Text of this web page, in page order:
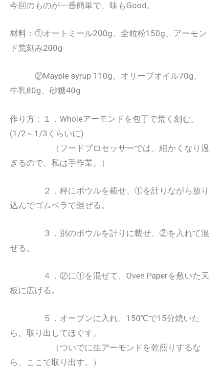
今回のものが一番簡単で、味もGood。
材料：①オートミール200g、全粒粉150g、アーモン
ド荒刻み200g
②Mayple syrup 110g、オリーブオイル70g、
牛乳80g、砂糖40g
作り方：１．Wholeアーモンドを包丁で荒く刻む。
(1/2～1/3くらいに)
（フードプロセッサーでは、細かくなり過
ぎるので、私は手作業。）
２．秤にボウルを載せ、①を計りながら放り
込んでゴムベラで混ぜる。
３．別のボウルを計りに載せ、②を入れて混
ぜる。
４．②に①を混ぜて、Oven Paperを敷いた天
板に広げる。
５．オーブンに入れ、150℃で15分焼いた
ら、取り出してほぐす。
（ついでに生アーモンドを乾煎りするな
ら、ここで取り出す。）